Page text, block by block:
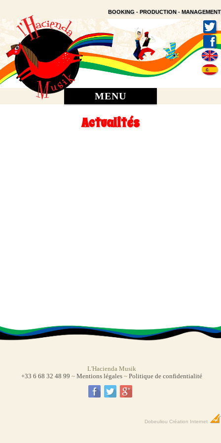
BOOKING - PRODUCTION - MANAGEMENT
MENU
Actualités
L'Hacienda Musik
+33 6 68 32 48 99~Mentions légales ~Politique de confidentialité
Dobeuliou Création Internet